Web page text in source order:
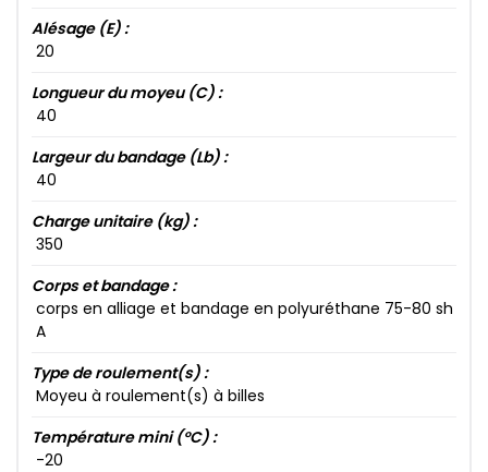
Alésage (E) :
20​
Longueur du moyeu (C) :
40​
Largeur du bandage (Lb) :
40​
Charge unitaire (kg) :
350​
Corps et bandage :
corps en alliage et bandage en polyuréthane 75​-80​ sh
A
Type de roulement(s) :
Moyeu à roulement(s) à billes
Température mini (°C) :
-20​